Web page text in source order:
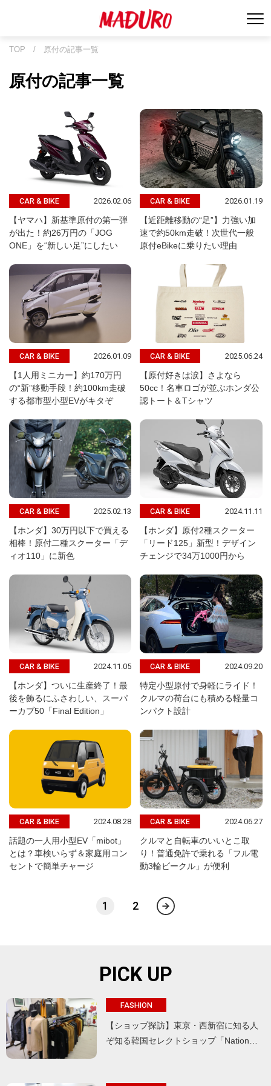
TOP / 原付の記事一覧
原付の記事一覧
CAR & BIKE 2026.02.06
【ヤマハ】新基準原付の第一弾
が出た！約26万円の「JOG
ONE」を“新しい足”にしたい
CAR & BIKE 2026.01.19
【近距離移動の“足”】力強い加
速で約50km走破！次世代一般
原付eBikeに乗りたい理由
CAR & BIKE 2026.01.09
【1人用ミニカー】約170万円
の“新”移動手段！約100km走破
する都市型小型EVがキタぞ
CAR & BIKE 2025.06.24
【原付好きは涙】さよなら
50cc！名車ロゴが並ぶホンダ公
認トート＆Tシャツ
CAR & BIKE 2025.02.13
【ホンダ】30万円以下で買える
相棒！原付二種スクーター「デ
ィオ110」に新色
CAR & BIKE 2024.11.11
【ホンダ】原付2種スクーター
「リード125」新型！デザイン
チェンジで34万1000円から
CAR & BIKE 2024.11.05
【ホンダ】ついに生産終了！最
後を飾るにふさわしい、スーパ
ーカブ50「Final Edition」
CAR & BIKE 2024.09.20
特定小型原付で身軽にライド！
クルマの荷台にも積める軽量コ
ンパクト設計
CAR & BIKE 2024.08.28
話題の一人用小型EV「mibot」
とは？車検いらず＆家庭用コン
セントで簡単チャージ
CAR & BIKE 2024.06.27
クルマと自転車のいいとこ取
り！普通免許で乗れる「フル電
動3輪ビークル」が便利
1 2
PICK UP
FASHION
【ショップ探訪】東京・西新宿に知る人
ぞ知る韓国セレクトショップ「Nation…